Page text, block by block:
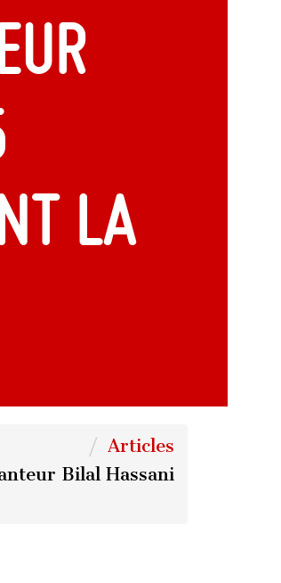
la
Articles
Bilal Hassani